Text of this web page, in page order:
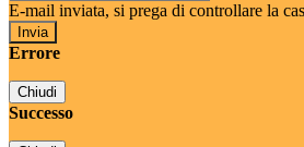
E-mail inviata, si prega di controllare la
Errore
Chiudi
Successo